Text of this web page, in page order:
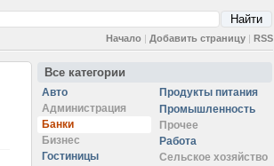
Начало | Добавить страницу | RSS
Все категории
Авто
Администрация
Банки
Бизнес
Гостиницы
Продукты питания
Промышленность
Прочее
Работа
Сельское хозяйство